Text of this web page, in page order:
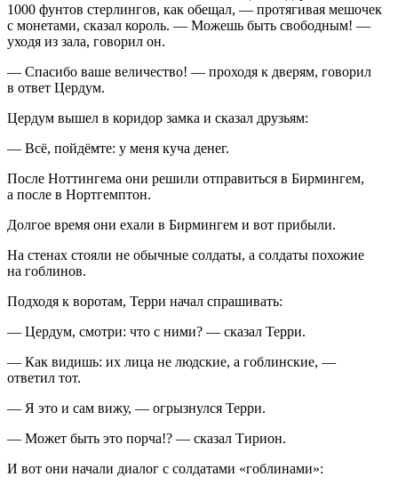
1000 фунтов стерлингов, как обещал, — протягивая мешочек
с монетами, сказал король. — Можешь быть свободным! —
уходя из зала, говорил он.
— Спасибо ваше величество! — проходя к дверям, говорил
в ответ Цердум.
Цердум вышел в коридор замка и сказал друзьям:
— Всё, пойдёмте: у меня куча денег.
После Ноттингема они решили отправиться в Бирмингем,
а после в Нортгемптон.
Долгое время они ехали в Бирмингем и вот прибыли.
На стенах стояли не обычные солдаты, а солдаты похожие
на гоблинов.
Подходя к воротам, Терри начал спрашивать:
— Цердум, смотри: что с ними? — сказал Терри.
— Как видишь: их лица не людские, а гоблинские, —
ответил тот.
— Я это и сам вижу, — огрызнулся Терри.
— Может быть это порча!? — сказал Тирион.
И вот они начали диалог с солдатами «гоблинами»: